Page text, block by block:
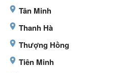
Tân Minh
Thanh Hà
Thượng Hồng
Tiên Minh